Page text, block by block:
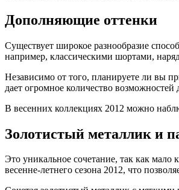
Дополняющие оттенки
Существует широкое разнообразие
например, классическими шортами,
Независимо от того, планируете ли вы
дает огромное количество
В весенних коллекциях 2012 можно
Золотистый металлик и
Это уникальное сочетание, так как
весенне-летнего сезона 2012, что